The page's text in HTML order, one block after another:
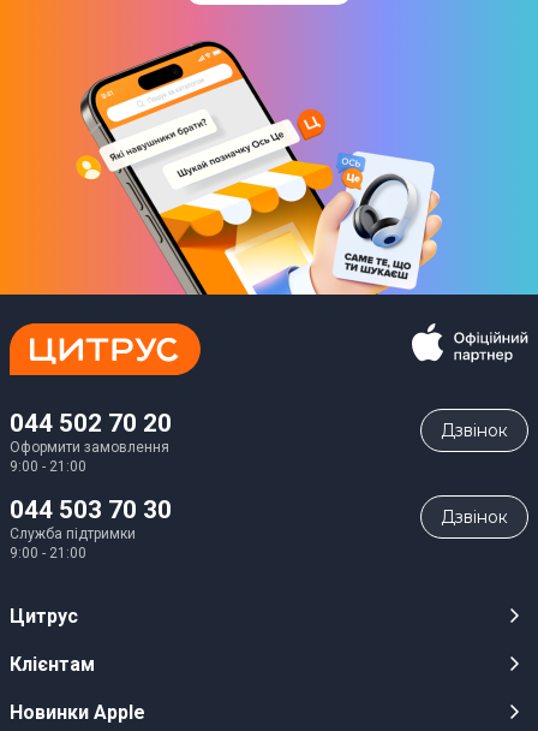
044 502 70 20
Оформити замовлення
9:00 - 21:00
Дзвiнок
044 503 70 30
Служба підтримки
9:00 - 21:00
Дзвiнок
Цитрус
Кар’єра
Клієнтам
Публічні оферти
Новинки Apple